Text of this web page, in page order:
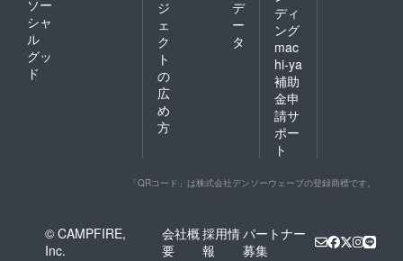
ソー
シャ
ル
グッ
ド
ジ
ェ
ク
ト
の
広
め
方
デ
ー
タ
ディ
ング
mac
hi-ya
補助
金申
請サ
ポー
ト
「QRコード」は株式会社デンソーウェーブの登録商標です。
© CAMPFIRE,
Inc.
会社概
要
採用情
報
パートナー
募集